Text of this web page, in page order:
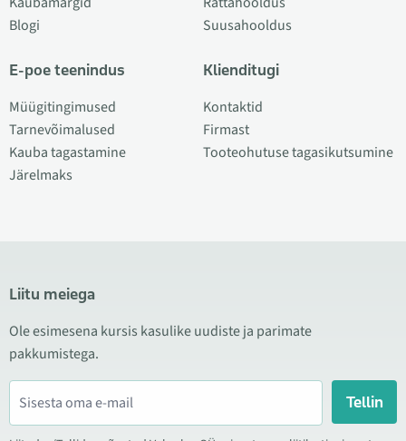
Blogi
E-poe teenindus
Müügitingimused
Tarnevõimalused
Kauba tagastamine
Järelmaks
Suusahooldus
Klienditugi
Kontaktid
Firmast
Tooteohutuse tagasikutsumine
Liitu meiega
Ole esimesena kursis kasulike uudiste ja parimate
pakkumistega.
Tellin